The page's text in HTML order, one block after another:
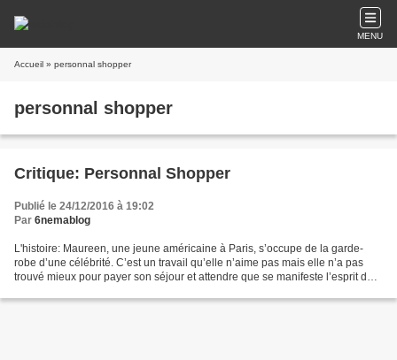
MENU
Accueil » personnal shopper
personnal shopper
Critique: Personnal Shopper
Publié le 24/12/2016 à 19:02
Par 6nemablog
L'histoire: Maureen, une jeune américaine à Paris, s’occupe de la garde-
robe d’une célébrité. C’est un travail qu’elle n’aime pas mais elle n’a pas
trouvé mieux pour payer son séjour et attendre que se manifeste l’esprit de